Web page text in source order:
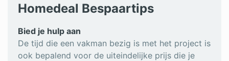
Homedeal Bespaartips
Bied je hulp aan
De tijd die een vakman bezig is met het project is
ook bepalend voor de uiteindelijke prijs die je